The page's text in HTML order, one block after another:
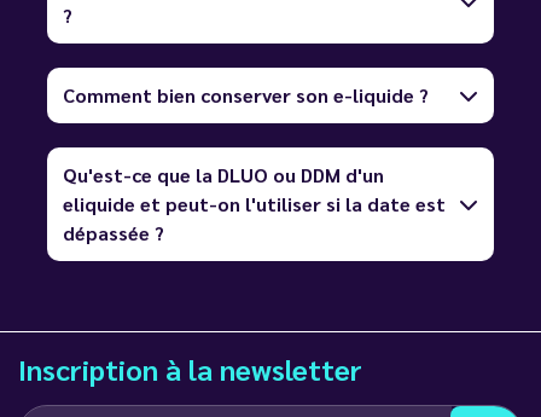
?
Comment bien conserver son e-liquide ?
Qu'est-ce que la DLUO ou DDM d'un
eliquide et peut-on l'utiliser si la date est
dépassée ?
Inscription à la newsletter